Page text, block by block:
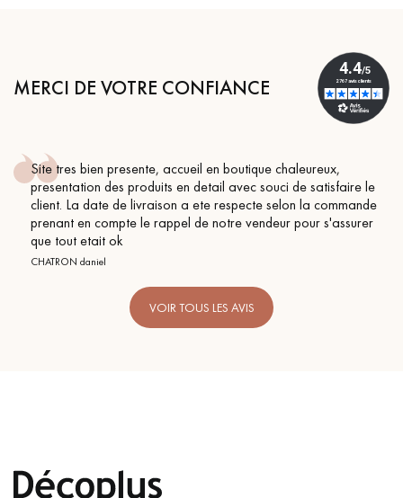
MERCI DE VOTRE CONFIANCE
Site tres bien presente, accueil en boutique chaleureux,
presentation des produits en detail avec souci de satisfaire le
client. La date de livraison a ete respecte selon la commande
prenant en compte le rappel de notre vendeur pour s'assurer
que tout etait ok
CHATRON daniel
VOIR TOUS LES AVIS